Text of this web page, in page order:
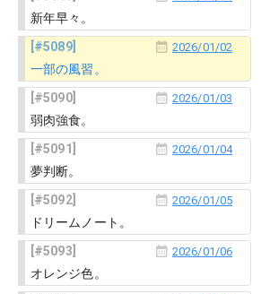
新年早々。
5089
2026/01/02
一部の風習。
5090
2026/01/03
弱肉強食。
5091
2026/01/04
夢判断。
5092
2026/01/05
ドリームノート。
5093
2026/01/06
オレンジ色。